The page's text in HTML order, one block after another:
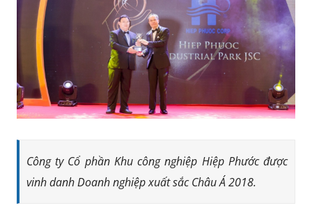
Công ty Cổ phần Khu công nghiệp Hiệp Phước được
vinh danh Doanh nghiệp xuất sắc Châu Á 2018.